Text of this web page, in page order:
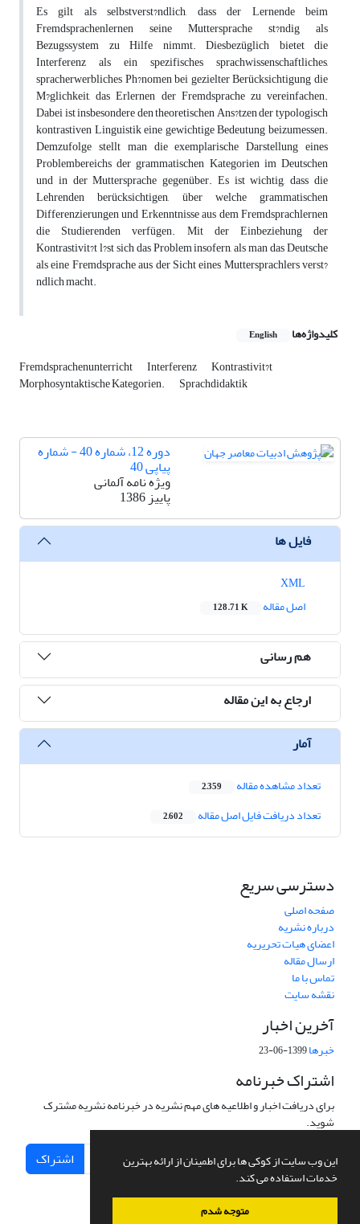
این وب سایت از کوکی ها برای اطمینان از ارائه بهترین
خدمات استفاده می کند.
متوجه شدم
Es gilt als selbstverst?ndlich, dass der Lernende beim
Fremdsprachenlernen seine Muttersprache st?ndig als
Bezugssystem zu Hilfe nimmt. Diesbezüglich bietet die
Interferenz als ein spezifisches sprachwissenschaftliches,
spracherwerbliches Ph?nomen bei gezielter Berücksichtigung die
M?glichkeit, das Erlernen der Fremdsprache zu vereinfachen.
Dabei ist insbesondere den theoretischen Ans?tzen der typologisch
kontrastiven Linguistik eine gewichtige Bedeutung beizumessen.
Demzufolge stellt man die exemplarische Darstellung eines
Problembereichs der grammatischen Kategorien im Deutschen
und in der Muttersprache gegenüber. Es ist wichtig, dass die
Lehrenden berücksichtigen, über welche grammatischen
Differenzierungen und Erkenntnisse aus dem Fremdsprachlernen
die Studierenden verfügen. Mit der Einbeziehung der
Kontrastivit?t l?st sich das Problem insofern, als man das Deutsche
als eine Fremdsprache aus der Sicht eines Muttersprachlers verst?
ndlich macht.
کلیدواژه‌ها English
Fremdsprachenunterricht Interferenz Kontrastivit?t
Morphosyntaktische Kategorien. Sprachdidaktik
دوره 12، شماره 40 - شماره
پیاپی 40
ویژه نامه آلمانی
پاییز 1386
فایل ها
اصل مقاله
128.71 K
هم رسانی
ارجاع به این مقاله
آمار
تعداد مشاهده مقاله 2,359
تعداد دریافت فایل اصل مقاله 2,602
دسترسی سریع
صفحه اصلی
درباره نشریه
اعضای هیات تحریریه
ارسال مقاله
تماس با ما
نقشه سایت
آخرین اخبار
خبرها1399-06-23
اشتراک خبرنامه
برای دریافت اخبار و اطلاعیه های مهم نشریه در خبرنامه نشریه مشترک
شوید.
اشتراک